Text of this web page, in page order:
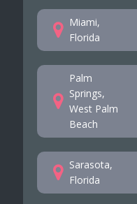
Miami,
Florida
Palm
Springs,
West Palm
Beach
Sarasota,
Florida